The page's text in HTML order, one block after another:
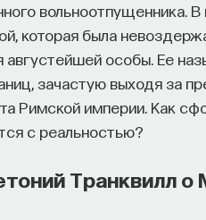
вольноотпущенника.
которая была
особы. Ее
зачастую выходя за
Римской империи. Как
с реальностью?
Транквилл о